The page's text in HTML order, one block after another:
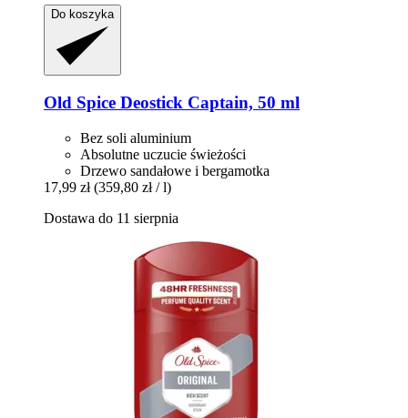
Do koszyka
Old Spice Deostick Captain, 50 ml
Bez soli aluminium
Absolutne uczucie świeżości
Drzewo sandałowe i bergamotka
17,99 zł (359,80 zł / l)
Dostawa do 11 sierpnia